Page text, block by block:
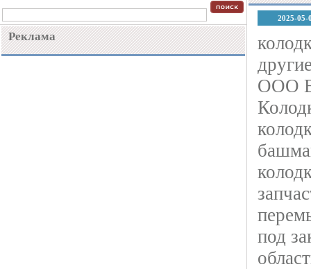
Реклама
2025-05-
ООО
под